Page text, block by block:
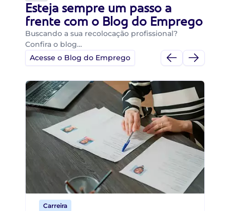
Esteja sempre um passo a
frente com o Blog do Emprego
Buscando a sua recolocação profissional?
Confira o blog…
Acesse o Blog do Emprego
Carreira